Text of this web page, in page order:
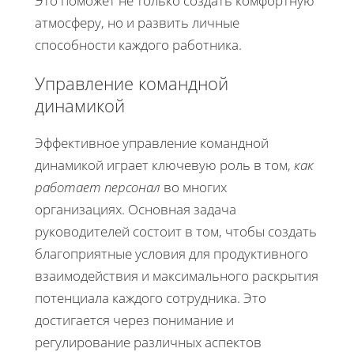
атмосферу, но и развить личные
способности каждого работника.
Управление командной
динамикой
Эффективное управление командной
динамикой играет ключевую роль в том, как
работает персонал во многих
организациях. Основная задача
руководителей состоит в том, чтобы создать
благоприятные условия для продуктивного
взаимодействия и максимального раскрытия
потенциала каждого сотрудника. Это
достигается через понимание и
регулирование различных аспектов